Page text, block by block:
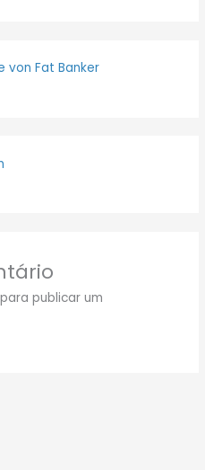
von Fat Banker
para publicar um